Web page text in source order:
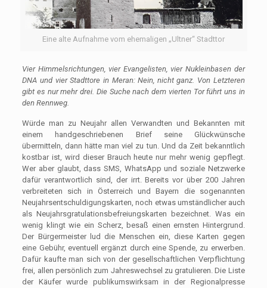
Eine alte Aufnahme vom ehemaligen „Ultner“ Stadttor
Vier Himmelsrichtungen, vier Evangelisten, vier Nukleinbasen der
DNA und vier Stadttore in Meran: Nein, nicht ganz. Von Letzteren
gibt es nur mehr drei. Die Suche nach dem vierten Tor führt uns in
den Rennweg.
Würde man zu Neujahr allen Verwandten und Bekannten mit
einem handgeschriebenen Brief seine Glückwünsche
übermitteln, dann hätte man viel zu tun. Und da Zeit bekanntlich
kostbar ist, wird dieser Brauch heute nur mehr wenig gepflegt.
Wer aber glaubt, dass SMS, WhatsApp und soziale Netzwerke
dafür verantwortlich sind, der irrt. Bereits vor über 200 Jahren
verbreiteten sich in Österreich und Bayern die sogenannten
Neujahrsentschuldigungskarten, noch etwas umständlicher auch
als Neujahrsgratulationsbefreiungskarten bezeichnet. Was ein
wenig klingt wie ein Scherz, besaß einen ernsten Hintergrund.
Der Bürgermeister lud die Menschen ein, diese Karten gegen
eine Gebühr, eventuell ergänzt durch eine Spende, zu erwerben.
Dafür kaufte man sich von der gesellschaftlichen Verpflichtung
frei, allen persönlich zum Jahreswechsel zu gratulieren. Die Liste
der Käufer wurde publikumswirksam in der Regionalpresse